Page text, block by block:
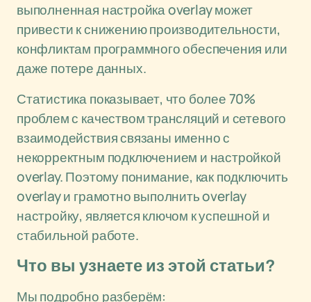
выполненная настройка overlay может
привести к снижению производительности,
конфликтам программного обеспечения или
даже потере данных.
Статистика показывает, что более 70%
проблем с качеством трансляций и сетевого
взаимодействия связаны именно с
некорректным подключением и настройкой
overlay. Поэтому понимание, как подключить
overlay и грамотно выполнить overlay
настройку, является ключом к успешной и
стабильной работе.
Что вы узнаете из этой статьи?
Мы подробно разберём: